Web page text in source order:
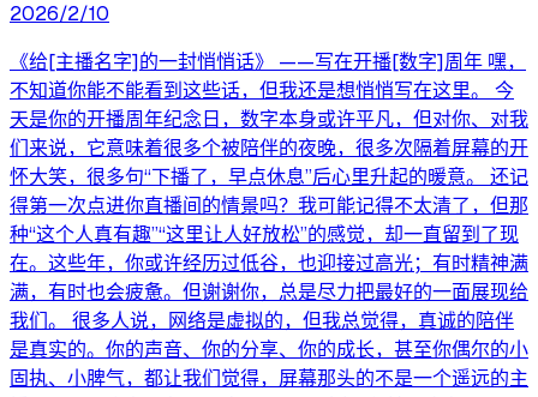
2026/2/10
《给[主播名字]的一封悄悄话》 ——写在开播[数字]周年 嘿，
不知道你能不能看到这些话，但我还是想悄悄写在这里。 今
天是你的开播周年纪念日，数字本身或许平凡，但对你、对我
们来说，它意味着很多个被陪伴的夜晚，很多次隔着屏幕的开
怀大笑，很多句“下播了，早点休息”后心里升起的暖意。 还记
得第一次点进你直播间的情景吗？我可能记得不太清了，但那
种“这个人真有趣”“这里让人好放松”的感觉，却一直留到了现
在。这些年，你或许经历过低谷，也迎接过高光；有时精神满
满，有时也会疲惫。但谢谢你，总是尽力把最好的一面展现给
我们。 很多人说，网络是虚拟的，但我总觉得，真诚的陪伴
是真实的。你的声音、你的分享、你的成长，甚至你偶尔的小
固执、小脾气，都让我们觉得，屏幕那头的不是一个遥远的主